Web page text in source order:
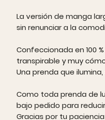
La versión de manga
sin renunciar a la
Confeccionada en 100
transpirable y muy
Una prenda que
Como toda prenda de
bajo pedido para
Gracias por tu